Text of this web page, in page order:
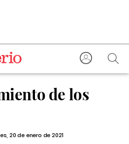
de los
20 de enero de 2021